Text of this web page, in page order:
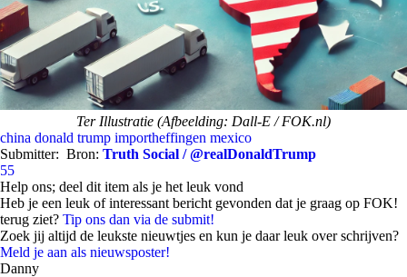
Ter Illustratie (Afbeelding: Dall-E / FOK.nl)
china donald trump importheffingen mexico
Submitter: Bron: Truth Social / @realDonaldTrump
55
Help ons; deel dit item als je het leuk vond
Heb je een leuk of interessant bericht gevonden dat je graag op FOK!
terug ziet? Tip ons dan via de submit!
Zoek jij altijd de leukste nieuwtjes en kun je daar leuk over schrijven?
Meld je aan als nieuwsposter!
Danny